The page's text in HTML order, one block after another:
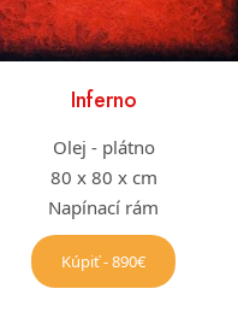
Inferno
Olej - plátno
80 x 80 x cm
Napínací rám
Kúpiť - 890€